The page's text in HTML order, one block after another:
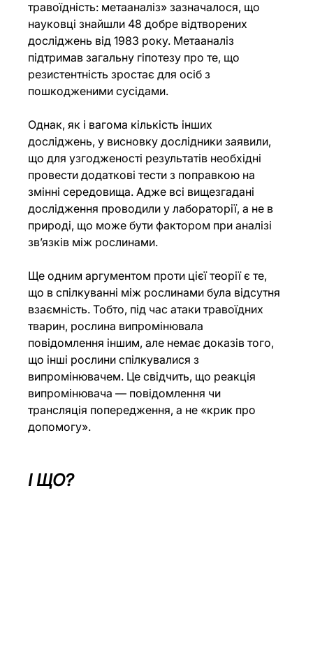
травоїдність: метааналіз» зазначалося, що
науковці знайшли 48 добре відтворених
досліджень від 1983 року. Метааналіз
підтримав загальну гіпотезу про те, що
резистентність зростає для осіб з
пошкодженими сусідами.
Однак, як і вагома кількість інших
досліджень, у висновку дослідники заявили,
що для узгодженості результатів необхідні
провести додаткові тести з поправкою на
змінні середовища. Адже всі вищезгадані
дослідження проводили у лабораторії, а не в
природі, що може бути фактором при аналізі
зв’язків між рослинами.
Ще одним аргументом проти цієї теорії є те,
що в спілкуванні між рослинами була відсутня
взаємність. Тобто, під час атаки травоїдних
тварин, рослина випромінювала
повідомлення іншим, але немає доказів того,
що інші рослини спілкувалися з
випромінювачем. Це свідчить, що реакція
випромінювача — повідомлення чи
трансляція попередження, а не «крик про
допомогу».
І ЩО?